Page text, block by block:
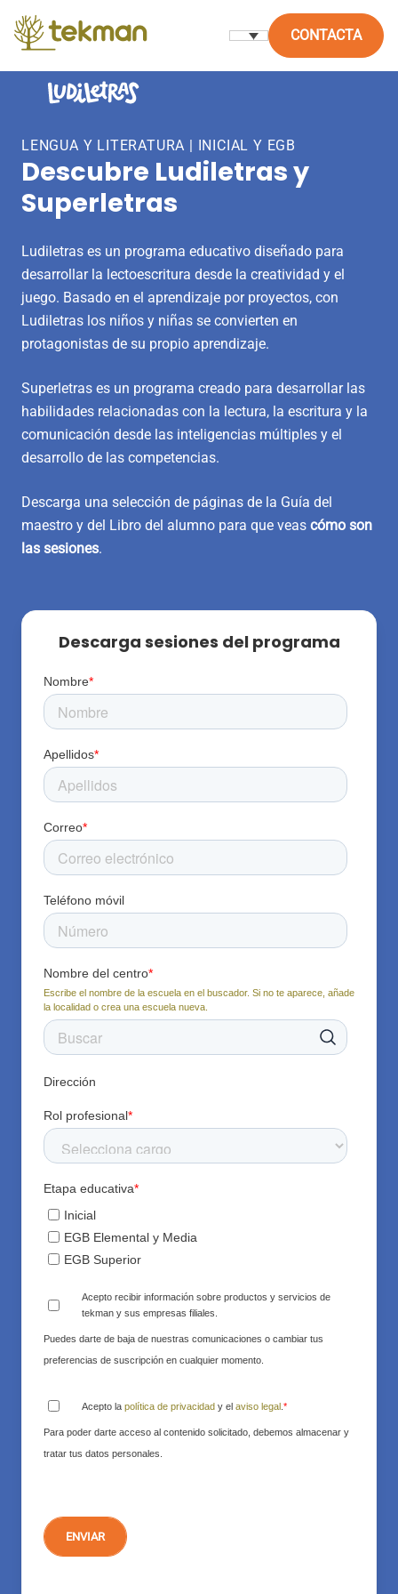
content
CONTACTA
LENGUA Y LITERATURA | INICIAL Y EGB
Descubre Ludiletras y
Superletras
Ludiletras es un programa educativo diseñado para
desarrollar la lectoescritura desde la creatividad y el
juego. Basado en el aprendizaje por proyectos, con
Ludiletras los niños y niñas se convierten en
protagonistas de su propio aprendizaje.
Superletras es un programa creado para desarrollar las
habilidades relacionadas con la lectura, la escritura y la
comunicación desde las inteligencias múltiples y el
desarrollo de las competencias.
Descarga una selección de páginas de la Guía del
maestro y del Libro del alumno para que veas cómo son
las sesiones.
Descarga sesiones del programa
Nombre*
Apellidos*
Correo*
Teléfono móvil
Nombre del centro*
Escribe el nombre de la escuela en el buscador. Si no te aparece, añade
la localidad o crea una escuela nueva.
Dirección
Rol profesional*
Etapa educativa*
Inicial
EGB Elemental y Media
EGB Superior
Acepto recibir información sobre productos y servicios de
tekman y sus empresas filiales.
Puedes darte de baja de nuestras comunicaciones o cambiar tus
preferencias de suscripción en cualquier momento.
Acepto la política de privacidad y el aviso legal *
Para poder darte acceso al contenido solicitado, debemos almacenar y
tratar tus datos personales.